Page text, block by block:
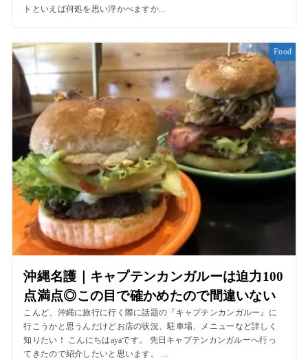
トといえば何処を思い浮かべますか...
Food
沖縄名護｜キャプテンカンガルーは迫力100
点満点◎この目で確かめたので間違いない
こんど、沖縄に旅行に行く際に話題の『キャプテンカンガルー』に
行こうかと思うんだけどお店の状況、駐車場、メニューなど詳しく
知りたい！ こんにちはayaです。 先日キャプテンカンガルーへ行っ
てきたので紹介したいと思います。 ...